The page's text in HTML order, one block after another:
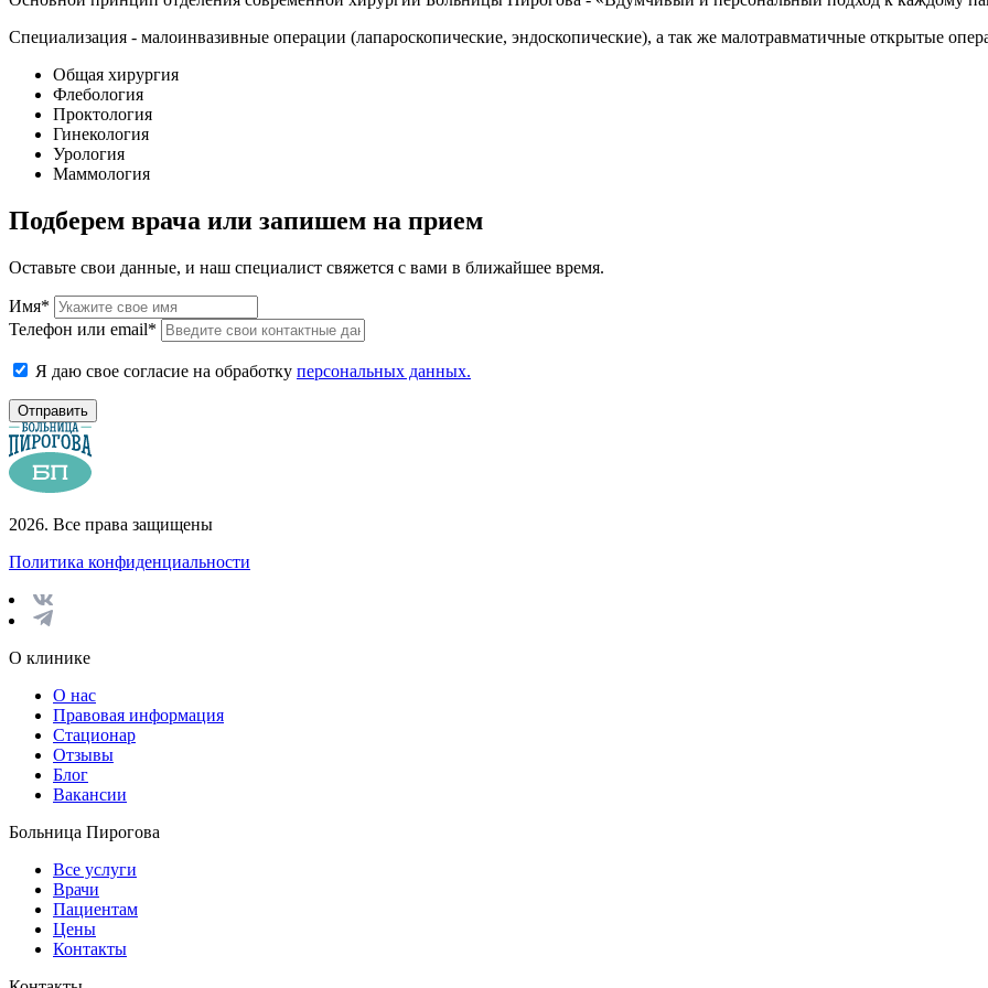
Специализация - малоинвазивные операции (лапароскопические, эндоскопические), а так же малотравматичные открытые
Общая хирургия
Флебология
Проктология
Гинекология
Урология
Маммология
Подберем врача или запишем на прием
Оставьте свои данные, и наш специалист свяжется с вами в ближайшее время.
Имя*
Телефон или email*
Я даю свое согласие на обработку персональных данных.
Отправить
2026. Все права защищены
Политика конфиденциальности
О клинике
О нас
Правовая информация
Стационар
Отзывы
Блог
Вакансии
Больница Пирогова
Все услуги
Врачи
Пациентам
Цены
Контакты